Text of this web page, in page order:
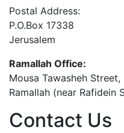
Postal Address:
P.O.Box 17338
Jerusalem
Ramallah Office:
Mousa Tawasheh
Ramallah (near Rafidein
Contact Us